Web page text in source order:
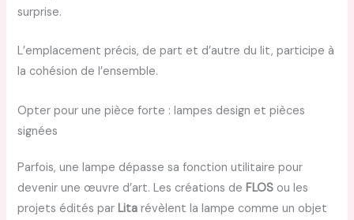
surprise.
L’emplacement précis, de part et d’autre du lit, participe à
la cohésion de l’ensemble.
Opter pour une pièce forte : lampes design et pièces
signées
Parfois, une lampe dépasse sa fonction utilitaire pour
devenir une œuvre d’art. Les créations de FLOS ou les
projets édités par Lita révèlent la lampe comme un objet